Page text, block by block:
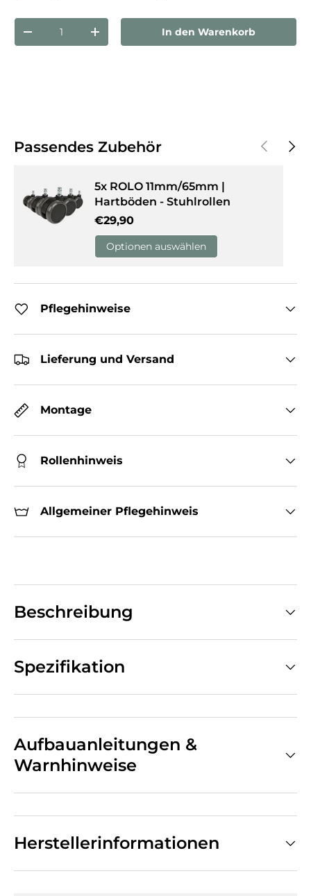
Anzahl
Menge verringernMenge erhöhenIn den Warenkorb
Passendes Zubehör Vorherige
5x ROLO 11mm/65mm |
Hartböden - Stuhlrollen
Normaler Preis
€29,90
Optionen auswählen
Pflegehinweise
Lieferung und Versand
Montage
Rollenhinweis
Allgemeiner Pflegehinweis
Beschreibung
Spezifikation
Aufbauanleitungen &
Warnhinweise
Herstellerinformationen